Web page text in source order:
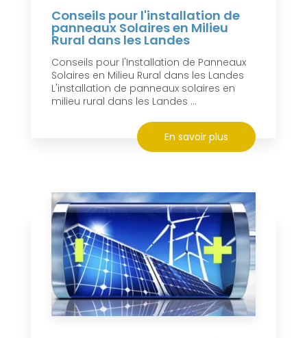
Conseils pour l'installation de
panneaux Solaires en Milieu
Rural dans les Landes
Conseils pour l'Installation de Panneaux
Solaires en Milieu Rural dans les Landes
L'installation de panneaux solaires en
milieu rural dans les Landes ...
En savoir plus